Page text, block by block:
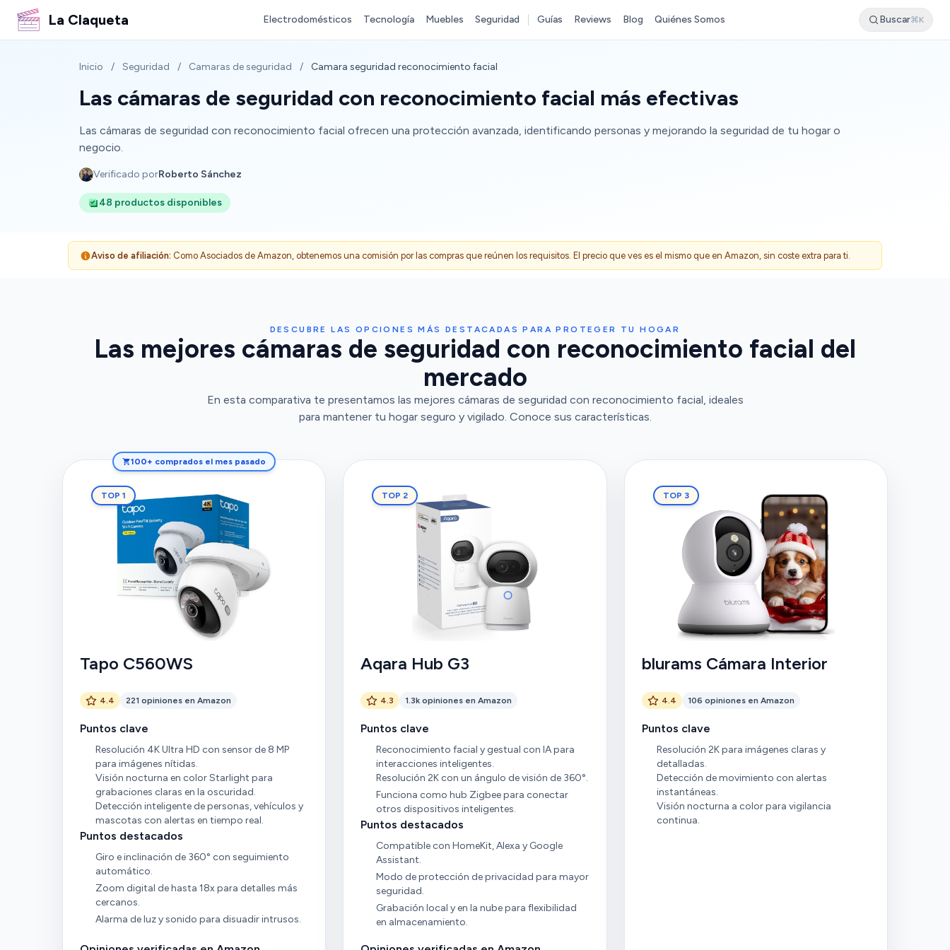
La Claqueta Electrodomésticos Tecnología Muebles Seguridad Guías Reviews Blog Quiénes Somos Buscar⌘K
Inicio / Seguridad / Camaras de seguridad / Camara seguridad reconocimiento facial
Las cámaras de seguridad con reconocimiento facial más efectivas
Las cámaras de seguridad con reconocimiento facial ofrecen una protección avanzada, identificando personas y mejorando la seguridad de tu hogar o
negocio.
Verificado porRoberto Sánchez
48 productos disponibles
Aviso de afiliación: Como Asociados de Amazon, obtenemos una comisión por las compras que reúnen los requisitos. El precio que ves es el mismo que en Amazon, sin coste extra para ti.
DESCUBRE LAS OPCIONES MÁS DESTACADAS PARA PROTEGER TU HOGAR
Las mejores cámaras de seguridad con reconocimiento facial del
mercado
En esta comparativa te presentamos las mejores cámaras de seguridad con reconocimiento facial, ideales
para mantener tu hogar seguro y vigilado. Conoce sus características.
100+ comprados el mes pasado
TOP 1
Tapo C560WS
4.4 221 opiniones en Amazon
Puntos clave
Resolución 4K Ultra HD con sensor de 8 MP
para imágenes nítidas.
Visión nocturna en color Starlight para
grabaciones claras en la oscuridad.
Detección inteligente de personas, vehículos y
mascotas con alertas en tiempo real.
Puntos destacados
Giro e inclinación de 360° con seguimiento
automático.
Zoom digital de hasta 18x para detalles más
cercanos.
Alarma de luz y sonido para disuadir intrusos.
TOP 2
Aqara Hub G3
4.3 1.3k opiniones en Amazon
Puntos clave
Reconocimiento facial y gestual con IA para
interacciones inteligentes.
Resolución 2K con un ángulo de visión de 360°.
Funciona como hub Zigbee para conectar
otros dispositivos inteligentes.
Puntos destacados
Compatible con HomeKit, Alexa y Google
Assistant.
Modo de protección de privacidad para mayor
seguridad.
Grabación local y en la nube para flexibilidad
en almacenamiento.
TOP 3
blurams Cámara Interior
4.4 106 opiniones en Amazon
Puntos clave
Resolución 2K para imágenes claras y
detalladas.
Detección de movimiento con alertas
instantáneas.
Visión nocturna a color para vigilancia
continua.